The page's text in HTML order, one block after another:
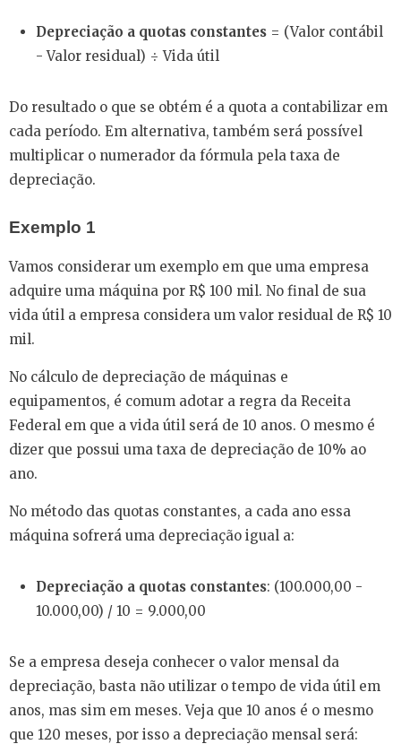
Depreciação a quotas constantes = (Valor contábil
- Valor residual) ÷ Vida útil
Do resultado o que se obtém é a quota a contabilizar em
cada período. Em alternativa, também será possível
multiplicar o numerador da fórmula pela taxa de
depreciação.
Exemplo 1
Vamos considerar um exemplo em que uma empresa
adquire uma máquina por R$ 100 mil. No final de sua
vida útil a empresa considera um valor residual de R$ 10
mil.
No cálculo de depreciação de máquinas e
equipamentos, é comum adotar a regra da Receita
Federal em que a vida útil será de 10 anos. O mesmo é
dizer que possui uma taxa de depreciação de 10% ao
ano.
No método das quotas constantes, a cada ano essa
máquina sofrerá uma depreciação igual a:
Depreciação a quotas constantes: (100.000,00 -
10.000,00) / 10 = 9.000,00
Se a empresa deseja conhecer o valor mensal da
depreciação, basta não utilizar o tempo de vida útil em
anos, mas sim em meses. Veja que 10 anos é o mesmo
que 120 meses, por isso a depreciação mensal será: